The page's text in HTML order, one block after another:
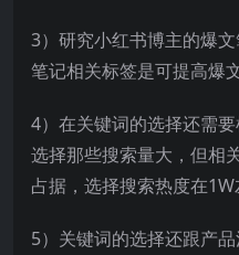
3）研究小红书博主的爆
笔记相关标签是可提高爆
4）在关键词的选择还需
选择那些搜索量大，但相
占据，选择搜索热度在
5）关键词的选择还跟产